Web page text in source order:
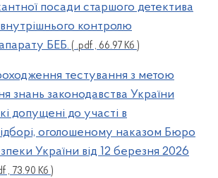
посади старшого детектива
контролю
БЕБ. ( .pdf , 66.97 Кб )
тестування з метою
знань законодавства України
допущені до участі в
оголошеному наказом Бюро
України від 12 березня 2026
, 73.90 Кб )